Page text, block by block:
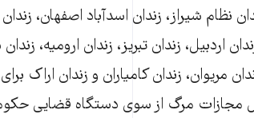
نظام شیراز، زندان اسدآباد اصفهان،
اردبیل، زندان تبریز، زندان ارومیه،
مریوان، زندان کامیاران و زندان
مجازات مرگ از سوی دستگاه قضایی